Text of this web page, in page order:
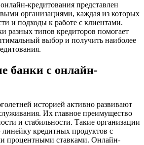
кредитования представлен
организациями, каждая из которых
и подходы к работе с клиентами.
разных типов кредиторов помогает
выбор и получить наиболее
банки с онлайн-
историей активно развивают
Их главное преимущество
и стабильности. Такие организации
кредитных продуктов с
процентными ставками. Онлайн-